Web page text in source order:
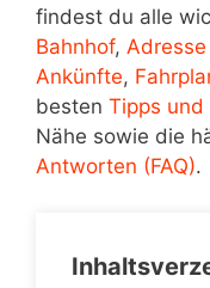
findest du alle
Bahnhof,
Ankünfte,
besten Tipps und
Nähe sowie die
Antworten (FAQ).